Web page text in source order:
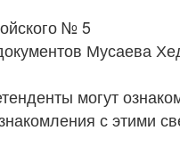
№ 5
Мусаева
могут
с этими